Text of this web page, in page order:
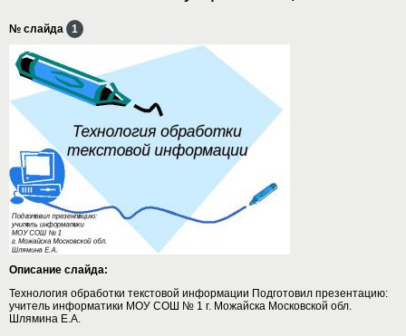
№ слайда 1
Описание слайда:
Технология обработки текстовой информации Подготовил презентацию:
учитель информатики МОУ СОШ № 1 г. Можайска Московской обл.
Шлямина Е.А.